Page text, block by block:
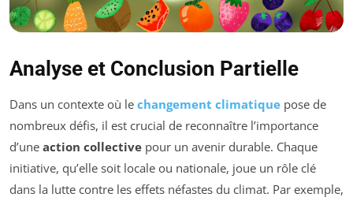
Analyse et Conclusion Partielle
Dans un contexte où le changement climatique pose de
nombreux défis, il est crucial de reconnaître l’importance
d’une action collective pour un avenir durable. Chaque
initiative, qu’elle soit locale ou nationale, joue un rôle clé
dans la lutte contre les effets néfastes du climat. Par exemple,